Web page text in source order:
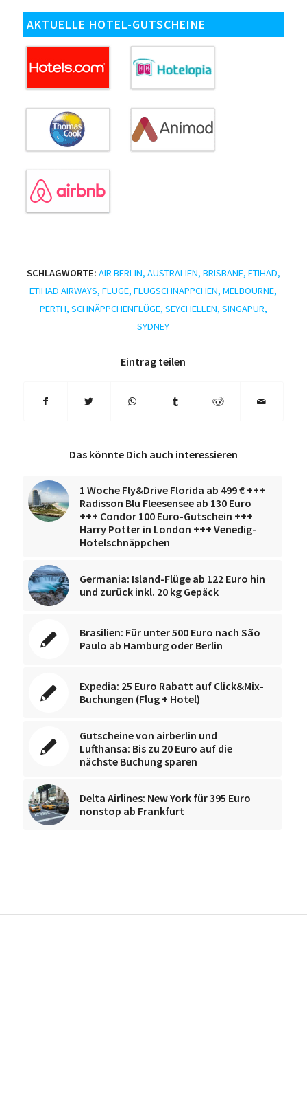
AKTUELLE HOTEL-GUTSCHEINE
SCHLAGWORTE: AIR BERLIN, AUSTRALIEN, BRISBANE, ETIHAD,
ETIHAD AIRWAYS,FLÜGE,FLUGSCHNÄPPCHEN,MELBOURNE,
PERTH, SCHNÄPPCHENFLÜGE, SEYCHELLEN, SINGAPUR,
SYDNEY
Eintrag teilen
Das könnte Dich auch interessieren
1 Woche Fly&Drive Florida ab 499 € +++
Radisson Blu Fleesensee ab 130 Euro
+++ Condor 100 Euro-Gutschein +++
Harry Potter in London +++ Venedig-
Hotelschnäppchen
Germania: Island-Flüge ab 122 Euro hin
und zurück inkl. 20 kg Gepäck
Brasilien: Für unter 500 Euro nach São
Paulo ab Hamburg oder Berlin
Expedia: 25 Euro Rabatt auf Click&Mix-
Buchungen (Flug + Hotel)
Gutscheine von airberlin und
Lufthansa: Bis zu 20 Euro auf die
nächste Buchung sparen
Delta Airlines: New York für 395 Euro
nonstop ab Frankfurt